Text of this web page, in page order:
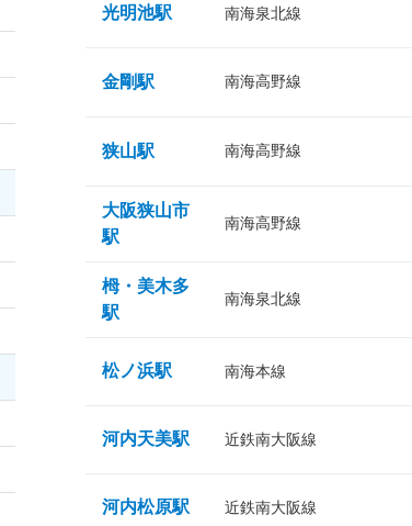
光明池駅 南海泉北線
金剛駅 南海高野線
狭山駅 南海高野線
大阪狭山市
駅
南海高野線
栂・美木多
駅
南海泉北線
松ノ浜駅 南海本線
河内天美駅 近鉄南大阪線
河内松原駅 近鉄南大阪線